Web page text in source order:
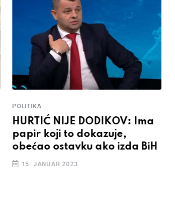
POLITIKA
PRVI POTEZ NOVOG
MINISTRA: Hurtić obradovao
4.000 porodica u RS-u
26. DECEMBAR 2022.